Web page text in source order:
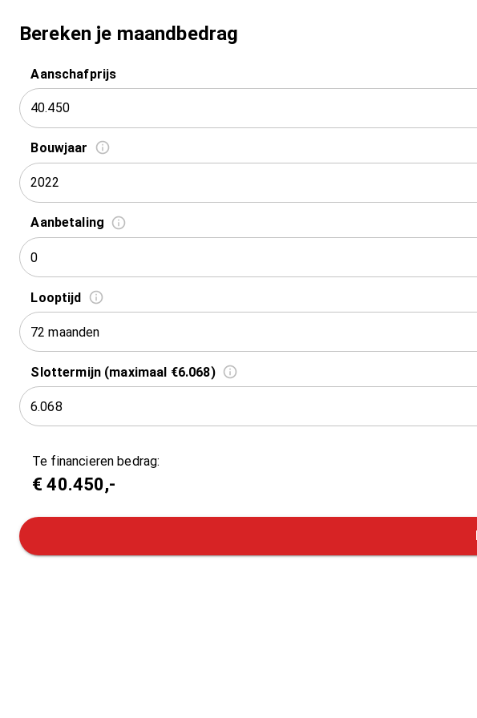
Bereken je maandbedrag
Aanschafprijs
Bouwjaar
2022
Aanbetaling
Looptijd
72 maanden
Slottermijn (maximaal €6.068)
Te financieren bedrag:
€40.450,-